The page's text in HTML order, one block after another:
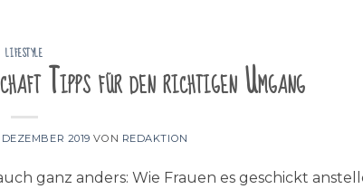
LIFESTYLE
Tipps für den richtigen Umgang
2019 VON REDAKTION
ganz anders: Wie Frauen es geschickt